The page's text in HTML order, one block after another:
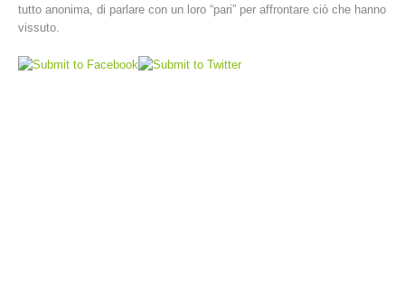
tutto anonima, di parlare con un loro “pari” per affrontare ciò che hanno
vissuto.